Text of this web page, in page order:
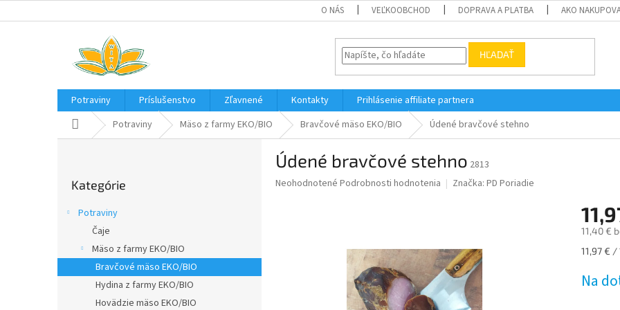
na
O NÁS VEĽKOOBCHOD DOPRAVA A PLATBA AKO
HĽADAŤ
Potraviny Príslušenstvo Zľavnené Kontakty
Prihlásenie affiliate partnera
DomovPotraviny Mäso z farmy EKO/BIO Bravčové mäso EKO/BIO Údené bravčové stehno
kategórie
Kategórie
Potraviny
Čaje
Mäso z farmy EKO/BIO
Bravčové mäso EKO/BIO
Hydina z farmy EKO/BIO
Hovädzie mäso EKO/BIO
Údené bravčové stehno 2813
Priemerné
Neohodnotené Podrobnosti hodnotenia Značka: PD Poriadie
11,40 €
11,97 € /
Na